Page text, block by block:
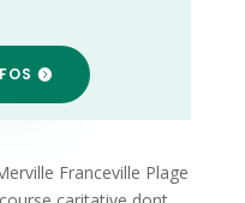
Franceville Plage